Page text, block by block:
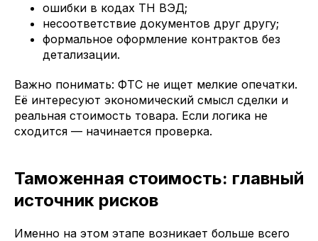
ошибки в кодах ТН ВЭД;
несоответствие документов друг другу;
формальное оформление контрактов без
детализации.
Важно понимать: ФТС не ищет мелкие опечатки.
Её интересуют экономический смысл сделки и
реальная стоимость товара. Если логика не
сходится — начинается проверка.
Таможенная стоимость: главный
источник рисков
Именно на этом этапе возникает больше всего